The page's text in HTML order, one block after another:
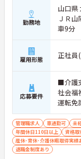
勤務地
山口県
ＪＲ
車9分
雇用形態 正社員
応募要件
■介護
社会福
運転免
管理職求人 車通勤可 未
年間休日110日以上
資格取
産休･育休･介護休暇取得実績
退職金制度あり